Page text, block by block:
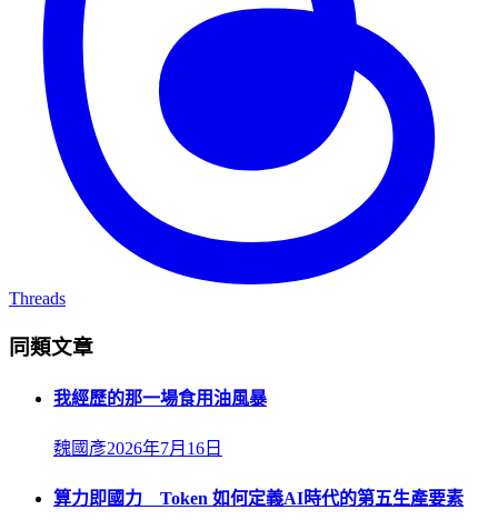
Threads
同類文章
我經歷的那一場食用油風暴
魏國彥2026年7月16日
算力即國力 Token 如何定義AI時代的第五生產要素